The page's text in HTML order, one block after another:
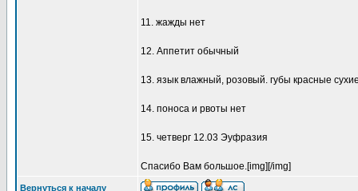
11. жажды нет
12. Аппетит обычный
13. язык влажный, розовый. губы красные
14. поноса и рвоты нет
15. четверг 12.03 Эуфразия
Спасибо Вам большое.[img][/img]
Вернуться к началу